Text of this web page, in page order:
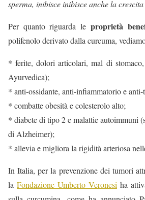
sperma, inibisce inibisce anche la
Per quanto riguarda le proprietà
polifenolo derivato dalla curcuma,
* ferite, dolori articolari, mal di
Ayurvedica);
* anti-ossidante, anti-infiammatorio e anti-
* combatte obesità e colesterolo alto;
* diabete di tipo 2 e malattie autoimmuni
di Alzheimer);
* allevia e migliora la rigidità arteriosa
In Italia, per la prevenzione dei tumori
la Fondazione Umberto Veronesi ha